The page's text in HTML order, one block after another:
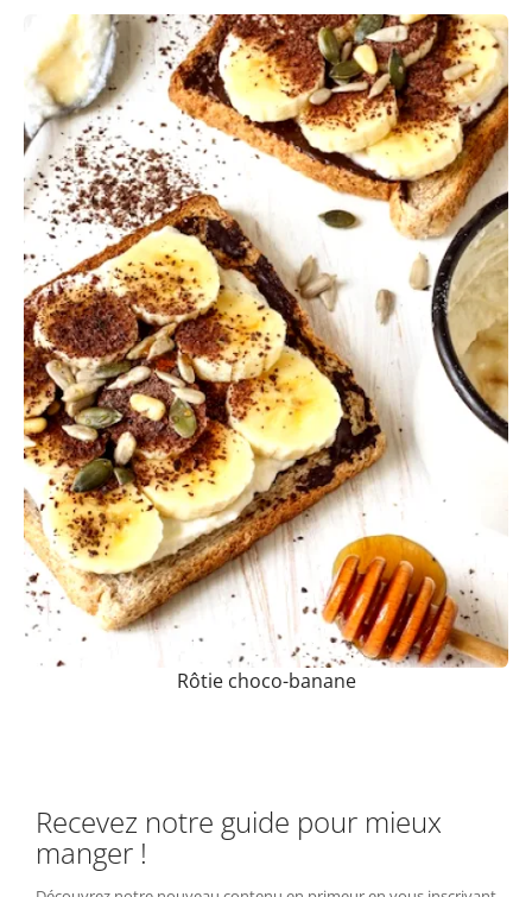
Rôtie choco-banane
Recevez notre guide pour mieux
manger !